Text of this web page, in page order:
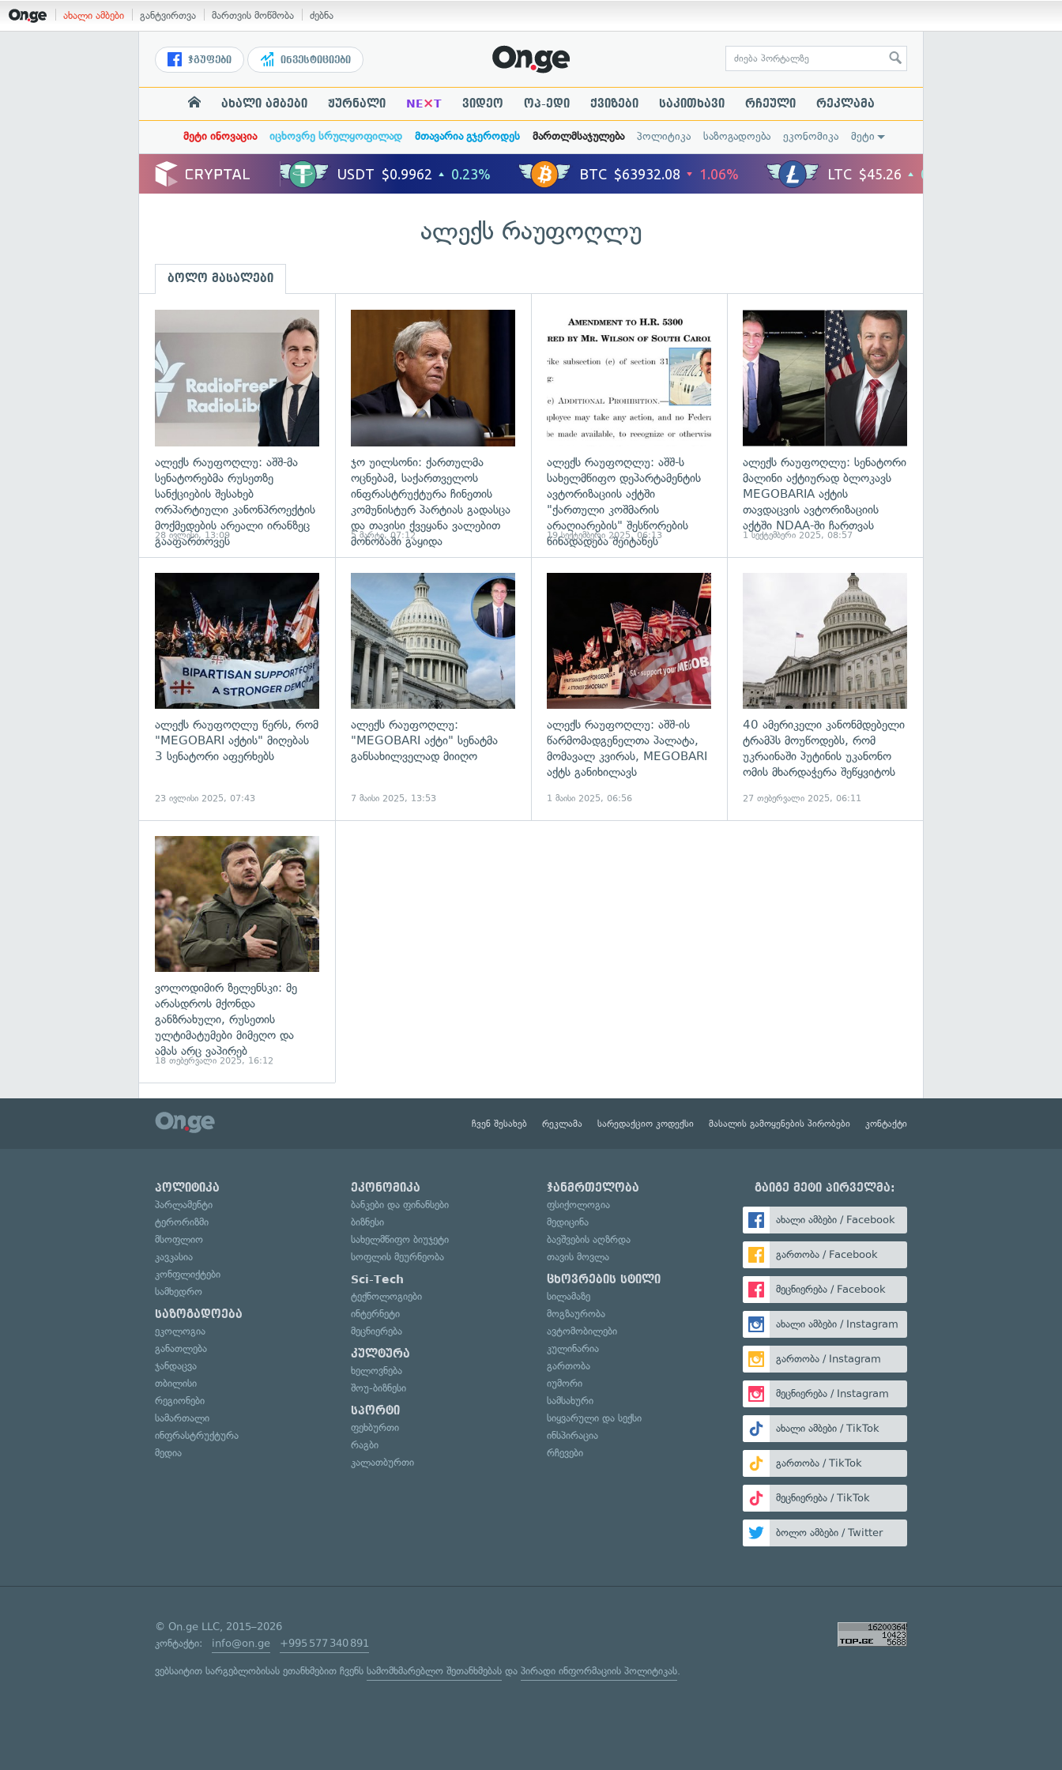
ახალი ამბები განტვირთვა მართვის მოწმობა ძებნა
ჯგუფები ინვესტიციები
ახალი ამბები ჟურნალი NE×T ვიდეო ოპ-ედი ქვიზები საკითხავი რჩეული რეკლამა
მეტი ინოვაცია იცხოვრე სრულყოფილად მთავარია გჯეროდეს მართლმსაჯულება პოლიტიკა საზოგადოება ეკონომიკა მეტი
ალექს რაუფოღლუ
ბოლო მასალები
ალექს რაუფოღლუ: აშშ-მა
სენატორებმა რუსეთზე
სანქციების შესახებ
ორპარტიული კანონპროექტის
მოქმედების არეალი ირანზეც
გააფართოვეს
28 ივლისი, 13:09
გადახედვა
ჯო უილსონი: ქართულმა
ოცნებამ, საქართველოს
ინფრასტრუქტურა ჩინეთის
კომუნისტურ პარტიას გადასცა
და თავისი ქვეყანა ვალებით
მონობაში გაყიდა
5 მარტი, 07:12
გადახედვა
ალექს რაუფოღლუ: აშშ-ს
სახელმწიფო დეპარტამენტის
ავტორიზაციის აქტში
"ქართული კოშმარის
არაღიარების" შესწორების
წინადადება შეიტანეს
19 სექტემბერი 2025, 06:13
ალექს რაუფოღლუ: სენატორი
მალინი აქტიურად ბლოკავს
MEGOBARIA აქტის
თავდაცვის ავტორიზაციის
აქტში NDAA-ში ჩართვას
1 სექტემბერი 2025, 08:57
გადახედვა
ალექს რაუფოღლუ წერს, რომ
"MEGOBARI აქტის" მიღებას
3 სენატორი აფერხებს
23 ივლისი 2025, 07:43
ალექს რაუფოღლუ:
"MEGOBARI აქტი" სენატმა
განსახილველად მიიღო
7 მაისი 2025, 13:53
ალექს რაუფოღლუ: აშშ-ის
წარმომადგენელთა პალატა,
მომავალ კვირას, MEGOBARI
აქტს განიხილავს
1 მაისი 2025, 06:56
40 ამერიკელი კანონმდებელი
ტრამპს მოუწოდებს, რომ
უკრაინაში პუტინის უკანონო
ომის მხარდაჭერა შეწყვიტოს
27 თებერვალი 2025, 06:11
ვოლოდიმირ ზელენსკი: მე
არასდროს მქონდა
განზრახული, რუსეთის
ულტიმატუმები მიმეღო და
ამას არც ვაპირებ
18 თებერვალი 2025, 16:12
ჩვენ შესახებ რეკლამა სარედაქციო კოდექსი მასალის გამოყენების პირობები კონტაქტი
პოლიტიკა
პარლამენტი
ტერორიზმი
მსოფლიო
კავკასია
კონფლიქტები
სამხედრო
საზოგადოება
ეკოლოგია
განათლება
ჯანდაცვა
თბილისი
რეგიონები
სამართალი
ინფრასტრუქტურა
მედია
ეკონომიკა
ბანკები და ფინანსები
ბიზნესი
სახელმწიფო ბიუჯეტი
სოფლის მეურნეობა
Sci-Tech
ტექნოლოგიები
ინტერნეტი
მეცნიერება
კულტურა
ხელოვნება
შოუ-ბიზნესი
სპორტი
ფეხბურთი
რაგბი
კალათბურთი
ჯანმრთელობა
ფსიქოლოგია
მედიცინა
ბავშვების აღზრდა
თავის მოვლა
ცხოვრების სტილი
სილამაზე
მოგზაურობა
ავტომობილები
კულინარია
გართობა
იუმორი
სამსახური
სიყვარული და სექსი
ინსპირაცია
რჩევები
გაიგე მეტი პირველმა:
ახალი ამბები / Facebook
გართობა / Facebook
მეცნიერება / Facebook
ახალი ამბები / Instagram
გართობა / Instagram
მეცნიერება / Instagram
ახალი ამბები / TikTok
გართობა / TikTok
მეცნიერება / TikTok
ბოლო ამბები / Twitter
© On.ge LLC, 2015–2026
კონტაქტი: info@on.ge +995 577 340 891
ვებსაიტით სარგებლობისას ეთანხმებით ჩვენს სამომხმარებლო შეთანხმებას და პირადი ინფორმაციის პოლიტიკას.